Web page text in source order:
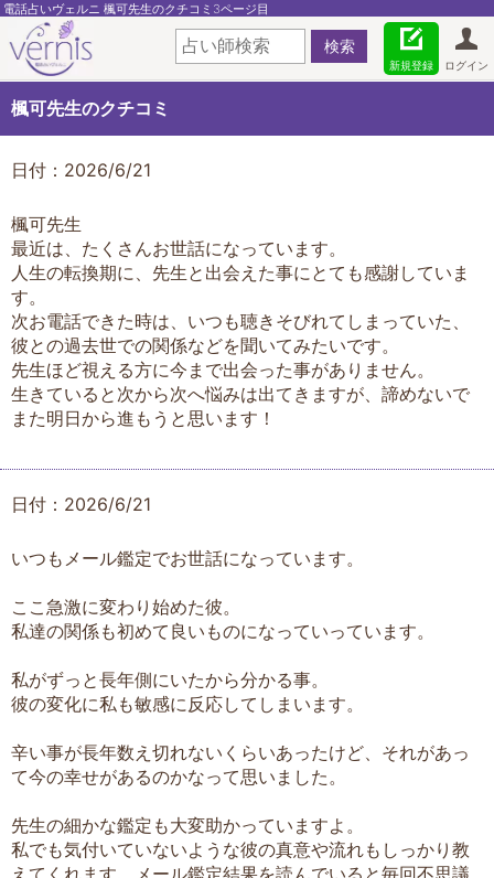
電話占いヴェルニ 楓可先生のクチコミ3ページ目
ログイン
新規登録
楓可先生のクチコミ
日付：2026/6/21
楓可先生
最近は、たくさんお世話になっています。
人生の転換期に、先生と出会えた事にとても感謝していま
す。
次お電話できた時は、いつも聴きそびれてしまっていた、
彼との過去世での関係などを聞いてみたいです。
先生ほど視える方に今まで出会った事がありません。
生きていると次から次へ悩みは出てきますが、諦めないで
また明日から進もうと思います！
日付：2026/6/21
いつもメール鑑定でお世話になっています。
ここ急激に変わり始めた彼。
私達の関係も初めて良いものになっていっています。
私がずっと長年側にいたから分かる事。
彼の変化に私も敏感に反応してしまいます。
辛い事が長年数え切れないくらいあったけど、それがあっ
て今の幸せがあるのかなって思いました。
先生の細かな鑑定も大変助かっていますよ。
私でも気付いていないような彼の真意や流れもしっかり教
えてくれます、メール鑑定結果を読んでいると毎回不思議